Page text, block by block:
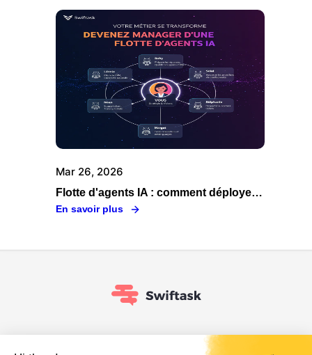
Mar 26, 2026
Flotte d'agents IA : comment déployer, orchestrer et gouverner vos agents en entreprise
En savoir plus
Conformité RGPD